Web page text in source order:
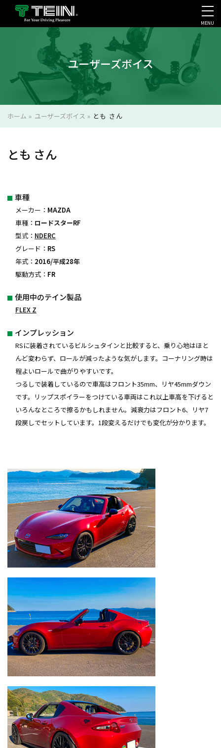
会社案内・採用・IR
MENU
ユーザーズボイス
ホーム » ユーザーズボイス » とも さん
とも さん
車種
メーカー： MAZDA
車種： ロードスターRF
型式： NDERC
グレード： RS
年式： 2016/平成28年
駆動方式： FR
使用中のテイン製品
FLEX Z
インプレッション
RSに装着されているビルシュタインと比較すると、乗り心地はほと
んど変わらず、ロールが減ったような気がします。コーナリング時は
程よいロールで曲がりやすいです。
つるしで装着しているので車高はフロント35mm、リヤ45mmダウン
です。リップスポイラーをつけている車両はこれ以上車高を下げると
いろんなところで擦るかもしれません。減衰力はフロント6、リヤ7
段戻しでセットしています。1段変えるだけでも変化が分かります。